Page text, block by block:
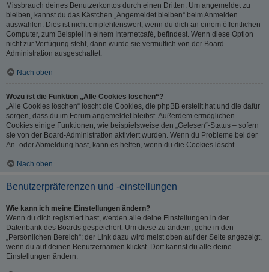
Missbrauch deines Benutzerkontos durch einen Dritten. Um angemeldet zu
bleiben, kannst du das Kästchen „Angemeldet bleiben“ beim Anmelden
auswählen. Dies ist nicht empfehlenswert, wenn du dich an einem öffentlichen
Computer, zum Beispiel in einem Internetcafé, befindest. Wenn diese Option
nicht zur Verfügung steht, dann wurde sie vermutlich von der Board-
Administration ausgeschaltet.
Nach oben
Wozu ist die Funktion „Alle Cookies löschen“?
„Alle Cookies löschen“ löscht die Cookies, die phpBB erstellt hat und die dafür
sorgen, dass du im Forum angemeldet bleibst. Außerdem ermöglichen
Cookies einige Funktionen, wie beispielsweise den „Gelesen“-Status – sofern
sie von der Board-Administration aktiviert wurden. Wenn du Probleme bei der
An- oder Abmeldung hast, kann es helfen, wenn du die Cookies löscht.
Nach oben
Benutzerpräferenzen und -einstellungen
Wie kann ich meine Einstellungen ändern?
Wenn du dich registriert hast, werden alle deine Einstellungen in der
Datenbank des Boards gespeichert. Um diese zu ändern, gehe in den
„Persönlichen Bereich“; der Link dazu wird meist oben auf der Seite angezeigt,
wenn du auf deinen Benutzernamen klickst. Dort kannst du alle deine
Einstellungen ändern.